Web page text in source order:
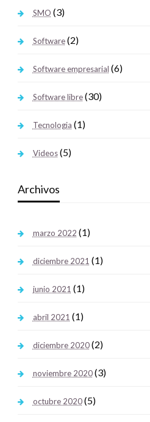
SMO (3)
Software(2)
Software empresarial (6)
Software libre(30)
Tecnologia (1)
Videos(5)
Archivos
marzo 2022 (1)
diciembre 2021 (1)
junio 2021 (1)
abril 2021 (1)
diciembre 2020(2)
noviembre 2020(3)
octubre 2020(5)